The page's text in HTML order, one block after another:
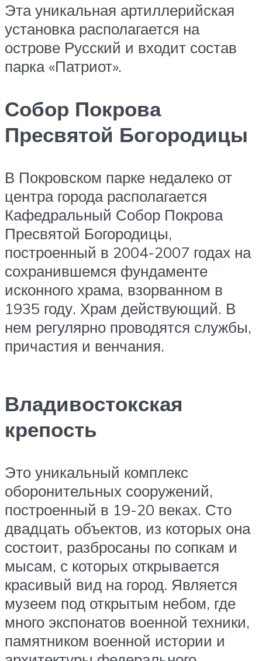
Эта уникальная артиллерийская
установка располагается на
острове Русский и входит состав
парка «Патриот».
Собор Покрова
Пресвятой Богородицы
В Покровском парке недалеко от
центра города располагается
Кафедральный Собор Покрова
Пресвятой Богородицы,
построенный в 2004-2007 годах на
сохранившемся фундаменте
исконного храма, взорванном в
1935 году. Храм действующий. В
нем регулярно проводятся службы,
причастия и венчания.
Владивостокская
крепость
Это уникальный комплекс
оборонительных сооружений,
построенный в 19-20 веках. Сто
двадцать объектов, из которых она
состоит, разбросаны по сопкам и
мысам, с которых открывается
красивый вид на город. Является
музеем под открытым небом, где
много экспонатов военной техники,
памятником военной истории и